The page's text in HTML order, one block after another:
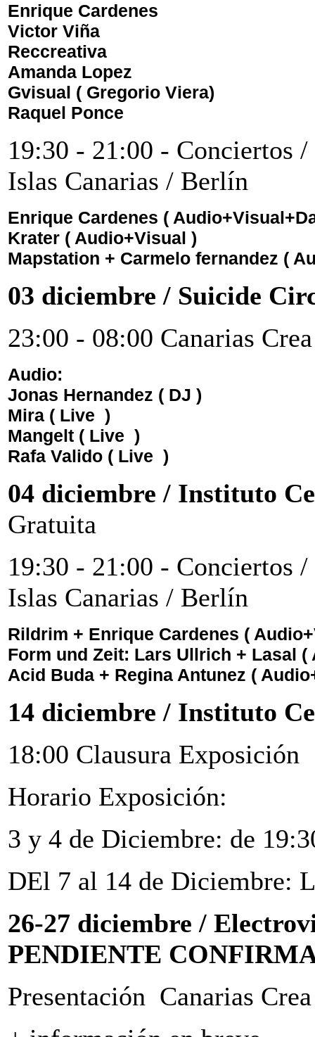
Enrique Cardenes
Victor Viña
Reccreativa
Amanda Lopez
Gvisual ( Gregorio Viera)
Raquel Ponce
19:30 - 21:00 - Conciertos
Islas Canarias / Berlín
Enrique Cardenes (
Krater ( Audio+Visual )
Mapstation + Carmelo fernandez (
03 diciembre / Suicide
23:00 - 08:00 Canarias
Audio:
Jonas Hernandez ( DJ )
Mira ( Live )
Mangelt ( Live )
Rafa Valido ( Live )
04 diciembre / Instituto
Gratuita
19:30 - 21:00 - Conciertos
Islas Canarias / Berlín
Rildrim + Enrique Cardenes (
Form und Zeit: Lars Ullrich + Lasal (
Acid Buda + Regina Antunez (
14 diciembre / Instituto
18:00 Clausura Exposición
Horario Exposición:
3 y 4 de Diciembre: de
DEl 7 al 14 de Diciembre:
26-27 diciembre /
PENDIENTE
Presentación Canarias